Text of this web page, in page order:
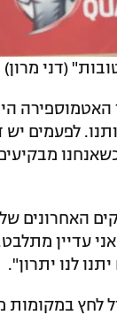
(דני מרון)
לפעמים
האחרונים
עדיין
לנו יתרון".
לחץ במקומות